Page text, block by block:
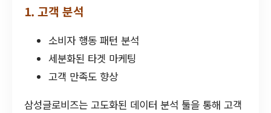
1. 고객 분석
소비자 행동 패턴 분석
세분화된 타겟 마케팅
고객 만족도 향상
삼성글로비즈는 고도화된 데이터 분석 툴을 통해 고객